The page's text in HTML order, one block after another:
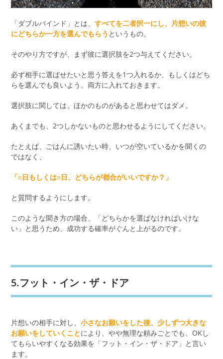
「ダブルバインド」とは、すべてを二者択一にし、片想いの彼
にどちらか一方を選んでもらう というもの。
そのやり方ですが、まず彼に選択肢を2つ与えてください。
必ず相手に選ばせたいと思う答えを1つ入れるか、もしくはどち
らを選んでも良いよう、両方に入れておきます。
選択肢に関しては、ほかのものがあると思わせてはダメ。
あくまでも、2つしかないものと思わせるようにしてください。
たとえば、ごはんに誘いたい時、いつが空いているかを聞くの
ではなく、
「○日もしくは○日、どちらが都合がいいですか？」
と質問するようにします。
このような聞き方の場合、「どちらかを選ばなければいけな
い」と思うため、成功する確率がぐんと上がるのです。
5.フット・イン・ザ・ドア
片想いの相手に対し、小さなお願いをした後、少しずつ大きな
お願いをしていくことにより、やや無理な頼みごとでも、OKし
てもらいやすくなる効果を「フット・イン・ザ・ドア」と言い
ます。